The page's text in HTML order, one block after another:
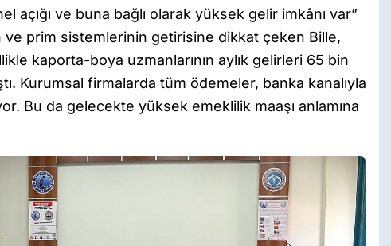
açığı ve buna bağlı olarak yüksek gelir imkânı var”
ve prim sistemlerinin getirisine dikkat çeken Bille,
kaporta-boya uzmanlarının aylık gelirleri 65 bin
Kurumsal firmalarda tüm ödemeler, banka kanalıyla
Bu da gelecekte yüksek emeklilik maaşı anlamına